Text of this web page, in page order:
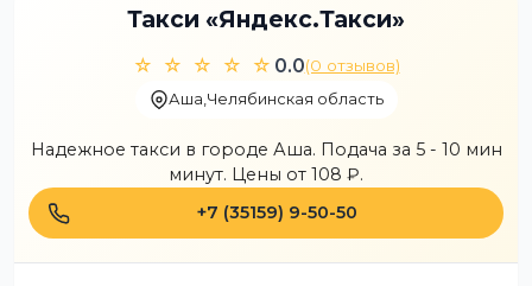
Такси «Яндекс.Такси»
☆ ☆ ☆ ☆ ☆ 0.0(0 отзывов)
Аша,Челябинская область
Надежное такси в городе Аша. Подача за 5 - 10 мин
минут. Цены от 108 ₽.
+7 (35159) 9-50-50